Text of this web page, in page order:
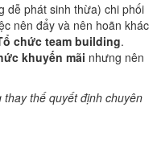
dễ phát sinh thừa) chi phối
nên đẩy và nên hoãn khác
chức team building.
khuyến mãi nhưng nên
thế quyết định chuyên